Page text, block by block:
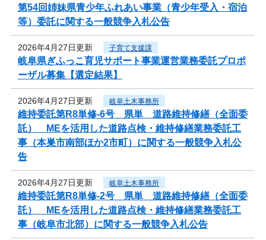
第54回姉妹県青少年ふれあい事業（青少年受入・宿泊
等）委託に関する一般競争入札公告
2026年4月27日更新 子育て支援課
岐阜県ぎふっこ育児サポート事業運営業務委託プロポ
ーザル募集【選定結果】
2026年4月27日更新 岐阜土木事務所
維持委託第R8単修-6号 県単 道路維持修繕（全面委
託） MEを活用した道路点検・維持修繕業務委託工
事（本巣市南部ほか2市町）に関する一般競争入札公
告
2026年4月27日更新 岐阜土木事務所
維持委託第R8単修-2号 県単 道路維持修繕（全面委
託） MEを活用した道路点検・維持修繕業務委託工
事（岐阜市北部）に関する一般競争入札公告